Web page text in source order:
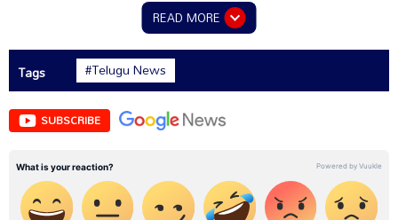
READ MORE
Tags #Telugu News
SUBSCRIBE